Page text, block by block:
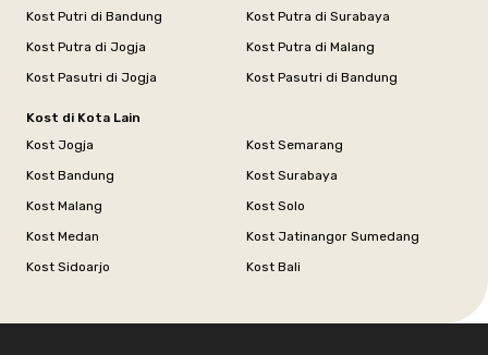
Kost Putri di Bandung
Kost Putra di Surabaya
Kost Putra di Jogja
Kost Putra di Malang
Kost Pasutri di Jogja
Kost Pasutri di Bandung
Kost di Kota Lain
Kost Jogja
Kost Semarang
Kost Bandung
Kost Surabaya
Kost Malang
Kost Solo
Kost Medan
Kost Jatinangor Sumedang
Kost Sidoarjo
Kost Bali